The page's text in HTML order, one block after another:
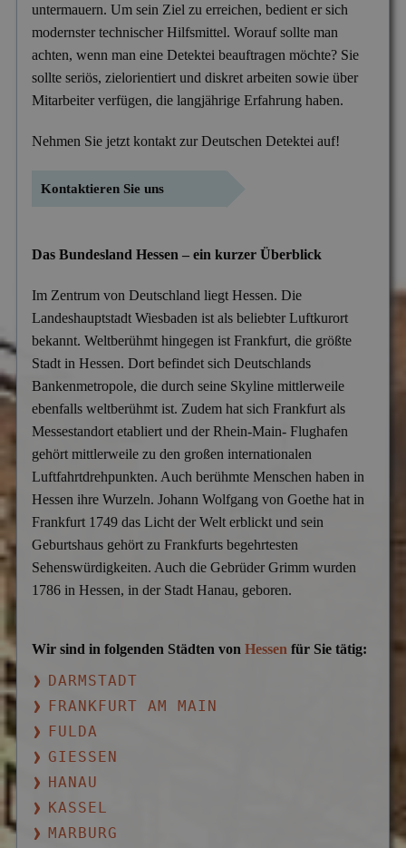
Verleumdung & Rufmord
Objekt- & Personenschutz
Personalüberprüfung
Produktpiraterie
Versicherungsbetrug
Wanzen- & Lauschabwehr
Wirtschaftsspionage
Hamburg
Nürnberg
Duisburg
untermauern. Um sein Ziel zu erreichen, bedient er sich
modernster technischer Hilfsmittel. Worauf sollte man
achten, wenn man eine Detektei beauftragen möchte? Sie
sollte seriös, zielorientiert und diskret arbeiten sowie über
Mitarbeiter verfügen, die langjährige Erfahrung haben.
Nehmen Sie jetzt kontakt zur Deutschen Detektei auf!
Kontaktieren Sie uns
Das Bundesland Hessen – ein kurzer Überblick
Im Zentrum von Deutschland liegt Hessen. Die
Landeshauptstadt Wiesbaden ist als beliebter Luftkurort
bekannt. Weltberühmt hingegen ist Frankfurt, die größte
Stadt in Hessen. Dort befindet sich Deutschlands
Bankenmetropole, die durch seine Skyline mittlerweile
ebenfalls weltberühmt ist. Zudem hat sich Frankfurt als
Messestandort etabliert und der Rhein-Main- Flughafen
gehört mittlerweile zu den großen internationalen
Luftfahrtdrehpunkten. Auch berühmte Menschen haben in
Hessen ihre Wurzeln. Johann Wolfgang von Goethe hat in
Frankfurt 1749 das Licht der Welt erblickt und sein
Geburtshaus gehört zu Frankfurts begehrtesten
Sehenswürdigkeiten. Auch die Gebrüder Grimm wurden
1786 in Hessen, in der Stadt Hanau, geboren.
Wir sind in folgenden Städten vonHessen für Sie tätig:
DARMSTADT
FRANKFURT AM MAIN
FULDA
GIESSEN
HANAU
KASSEL
MARBURG